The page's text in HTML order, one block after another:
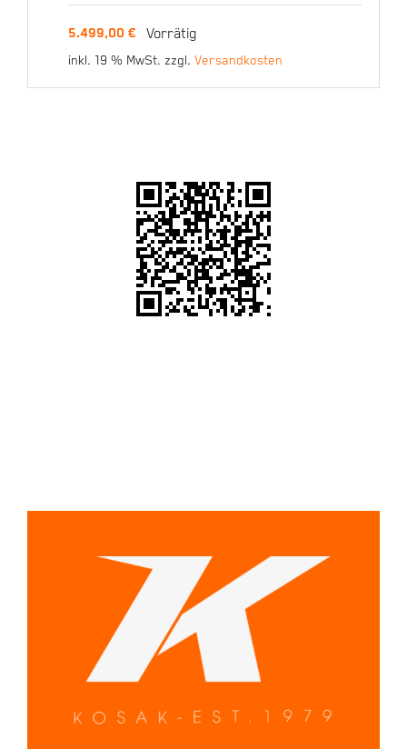
L
5.499,00€
5.499,00€ Vorrätig
inkl. 19 % MwSt. zzgl.Versandkosten